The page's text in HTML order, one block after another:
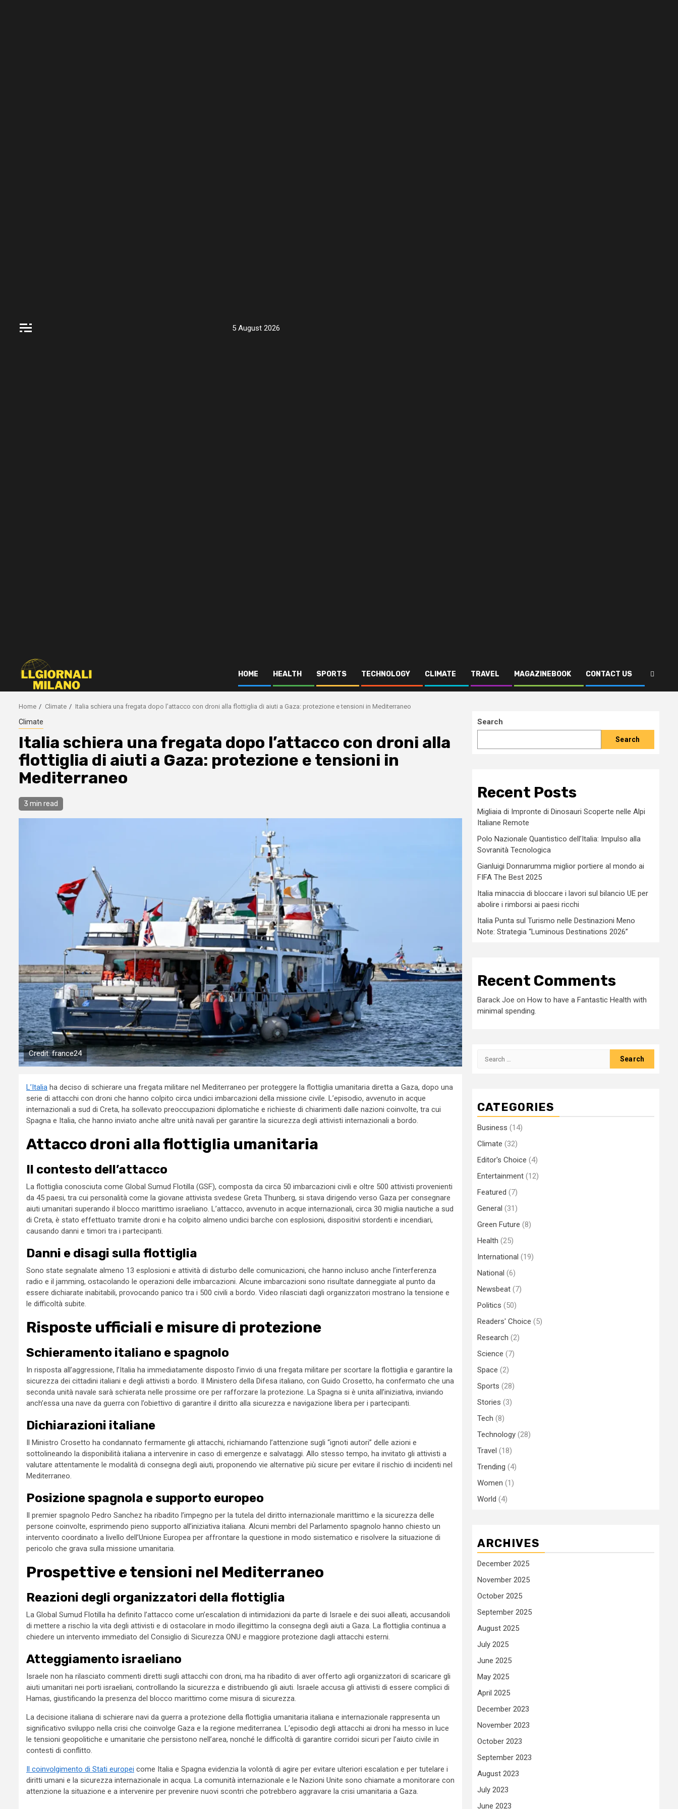
5 August 2026
HOME HEALTH SPORTS TECHNOLOGY CLIMATE TRAVEL MAGAZINEBOOK CONTACT US
Home Climate Italia schiera una fregata dopo l’attacco con droni alla flottiglia di aiuti a Gaza: protezione e tensioni in Mediterraneo
Climate
Italia schiera una fregata dopo l’attacco con droni alla
flottiglia di aiuti a Gaza: protezione e tensioni in
Mediterraneo
3 min read
Credit: france24
L’Italia ha deciso di schierare una fregata militare nel Mediterraneo per proteggere la flottiglia umanitaria diretta a Gaza, dopo una
serie di attacchi con droni che hanno colpito circa undici imbarcazioni della missione civile. L’episodio, avvenuto in acque
internazionali a sud di Creta, ha sollevato preoccupazioni diplomatiche e richieste di chiarimenti dalle nazioni coinvolte, tra cui
Spagna e Italia, che hanno inviato anche altre unità navali per garantire la sicurezza degli attivisti internazionali a bordo.
Attacco droni alla flottiglia umanitaria
Il contesto dell’attacco
La flottiglia conosciuta come Global Sumud Flotilla (GSF), composta da circa 50 imbarcazioni civili e oltre 500 attivisti provenienti
da 45 paesi, tra cui personalità come la giovane attivista svedese Greta Thunberg, si stava dirigendo verso Gaza per consegnare
aiuti umanitari superando il blocco marittimo israeliano. L’attacco, avvenuto in acque internazionali, circa 30 miglia nautiche a sud
di Creta, è stato effettuato tramite droni e ha colpito almeno undici barche con esplosioni, dispositivi stordenti e incendiari,
causando danni e timori tra i partecipanti.
Danni e disagi sulla flottiglia
Sono state segnalate almeno 13 esplosioni e attività di disturbo delle comunicazioni, che hanno incluso anche l’interferenza
radio e il jamming, ostacolando le operazioni delle imbarcazioni. Alcune imbarcazioni sono risultate danneggiate al punto da
essere dichiarate inabitabili, provocando panico tra i 500 civili a bordo. Video rilasciati dagli organizzatori mostrano la tensione e
le difficoltà subite.
Risposte ufficiali e misure di protezione
Schieramento italiano e spagnolo
In risposta all’aggressione, l’Italia ha immediatamente disposto l’invio di una fregata militare per scortare la flottiglia e garantire la
sicurezza dei cittadini italiani e degli attivisti a bordo. Il Ministero della Difesa italiano, con Guido Crosetto, ha confermato che una
seconda unità navale sarà schierata nelle prossime ore per rafforzare la protezione. La Spagna si è unita all’iniziativa, inviando
anch’essa una nave da guerra con l’obiettivo di garantire il diritto alla sicurezza e navigazione libera per i partecipanti.
Dichiarazioni italiane
Il Ministro Crosetto ha condannato fermamente gli attacchi, richiamando l’attenzione sugli “ignoti autori” delle azioni e
sottolineando la disponibilità italiana a intervenire in caso di emergenze e salvataggi. Allo stesso tempo, ha invitato gli attivisti a
valutare attentamente le modalità di consegna degli aiuti, proponendo vie alternative più sicure per evitare il rischio di incidenti nel
Mediterraneo.
Posizione spagnola e supporto europeo
Il premier spagnolo Pedro Sanchez ha ribadito l’impegno per la tutela del diritto internazionale marittimo e la sicurezza delle
persone coinvolte, esprimendo pieno supporto all’iniziativa italiana. Alcuni membri del Parlamento spagnolo hanno chiesto un
intervento coordinato a livello dell’Unione Europea per affrontare la questione in modo sistematico e risolvere la situazione di
pericolo che grava sulla missione umanitaria.
Prospettive e tensioni nel Mediterraneo
Reazioni degli organizzatori della flottiglia
La Global Sumud Flotilla ha definito l’attacco come un’escalation di intimidazioni da parte di Israele e dei suoi alleati, accusandoli
di mettere a rischio la vita degli attivisti e di ostacolare in modo illegittimo la consegna degli aiuti a Gaza. La flottiglia continua a
chiedere un intervento immediato del Consiglio di Sicurezza ONU e maggiore protezione dagli attacchi esterni.
Atteggiamento israeliano
Israele non ha rilasciato commenti diretti sugli attacchi con droni, ma ha ribadito di aver offerto agli organizzatori di scaricare gli
aiuti umanitari nei porti israeliani, controllando la sicurezza e distribuendo gli aiuti. Israele accusa gli attivisti di essere complici di
Hamas, giustificando la presenza del blocco marittimo come misura di sicurezza.
La decisione italiana di schierare navi da guerra a protezione della flottiglia umanitaria italiana e internazionale rappresenta un
significativo sviluppo nella crisi che coinvolge Gaza e la regione mediterranea. L’episodio degli attacchi ai droni ha messo in luce
le tensioni geopolitiche e umanitarie che persistono nell’area, nonché le difficoltà di garantire corridoi sicuri per l’aiuto civile in
contesti di conflitto.
Il coinvolgimento di Stati europei come Italia e Spagna evidenzia la volontà di agire per evitare ulteriori escalation e per tutelare i
diritti umani e la sicurezza internazionale in acqua. La comunità internazionale e le Nazioni Unite sono chiamate a monitorare con
attenzione la situazione e a intervenire per prevenire nuovi scontri che potrebbero aggravare la crisi umanitaria a Gaza.
Search
Search
Recent Posts
Migliaia di Impronte di Dinosauri Scoperte nelle Alpi
Italiane Remote
Polo Nazionale Quantistico dell’Italia: Impulso alla
Sovranità Tecnologica
Gianluigi Donnarumma miglior portiere al mondo ai
FIFA The Best 2025
Italia minaccia di bloccare i lavori sul bilancio UE per
abolire i rimborsi ai paesi ricchi
Italia Punta sul Turismo nelle Destinazioni Meno
Note: Strategia “Luminous Destinations 2026”
Recent Comments
Barack Joe on How to have a Fantastic Health with
minimal spending.
Search
CATEGORIES
Business (14)
Climate (32)
Editor's Choice (4)
Entertainment (12)
Featured (7)
General (31)
Green Future (8)
Health (25)
International (19)
National (6)
Newsbeat (7)
Politics (50)
Readers' Choice (5)
Research (2)
Science (7)
Space (2)
Sports (28)
Stories (3)
Tech (8)
Technology (28)
Travel (18)
Trending (4)
Women (1)
World (4)
ARCHIVES
December 2025
November 2025
October 2025
September 2025
August 2025
July 2025
June 2025
May 2025
April 2025
December 2023
November 2023
October 2023
September 2023
August 2023
July 2023
June 2023